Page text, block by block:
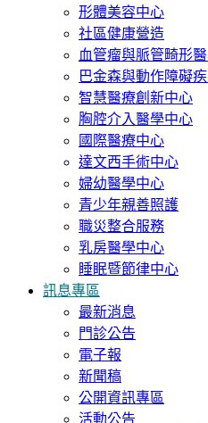
形體美容中心
社區健康營造
血管瘤與脈管畸形
巴金森與動作障礙
智慧醫療創新中心
胸腔介入醫學中心
國際醫療中心
達文西手術中心
婦幼醫學中心
青少年親善照護
職災整合服務
乳房醫學中心
睡眠暨節律中心
訊息專區
最新消息
門診公告
電子報
新聞稿
公開資訊專區
活動公告